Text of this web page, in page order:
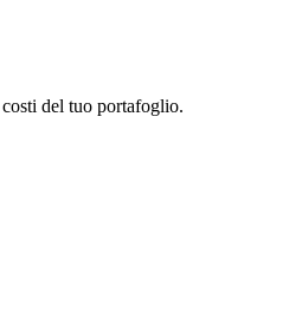
del tuo portafoglio.